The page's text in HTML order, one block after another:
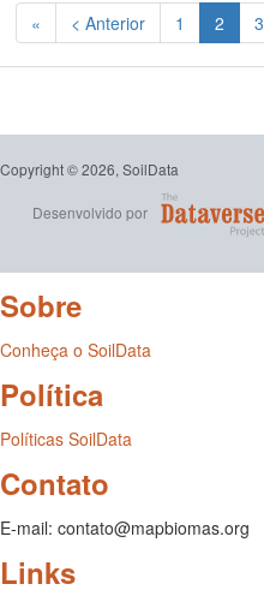
« < Anterior 1 2(Atual)
3
Copyright © 2026, SoilData
Desenvolvido por
Sobre
Conheça o SoilData
Política
Políticas SoilData
Contato
E-mail: contato@mapbiomas.org
Links